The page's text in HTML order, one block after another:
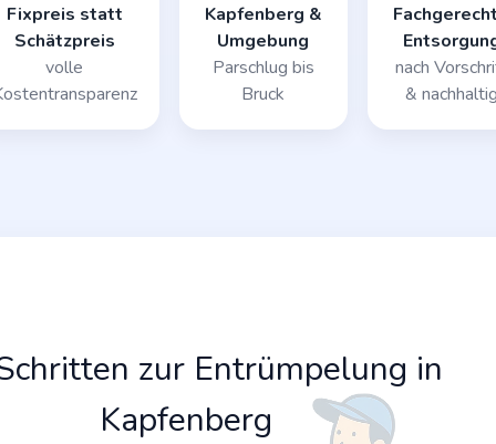
Fixpreis statt
Schätzpreis
volle
Kapfenberg &
Umgebung
Parschlug bis
Bruck
nach
&
zur Entrümpelung in
Kapfenberg